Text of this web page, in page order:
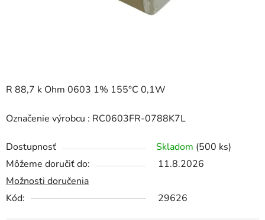
R 88,7 k Ohm 0603 1% 155°C 0,1W
Označenie výrobcu : RC0603FR-0788K7L
Dostupnosť Skladom (500 ks)
Môžeme doručiť do:
11.8.2026
Možnosti doručenia
Kód:
29626